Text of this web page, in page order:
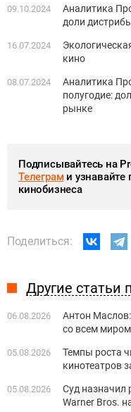
09.10.2024
Аналитика
доли
16.07.2024
кино
08.07.2024
Аналитика
полугодие:
рынке
Подписывайтесь на
Телеграми узнавайте
кинобизнеса
Поделиться:
Другие статьи
06.08.2026
Антон
со всем миром
05.08.2026
Темпы роста
кинотеатров
05.08.2026
Суд назначил
Warner Bros.